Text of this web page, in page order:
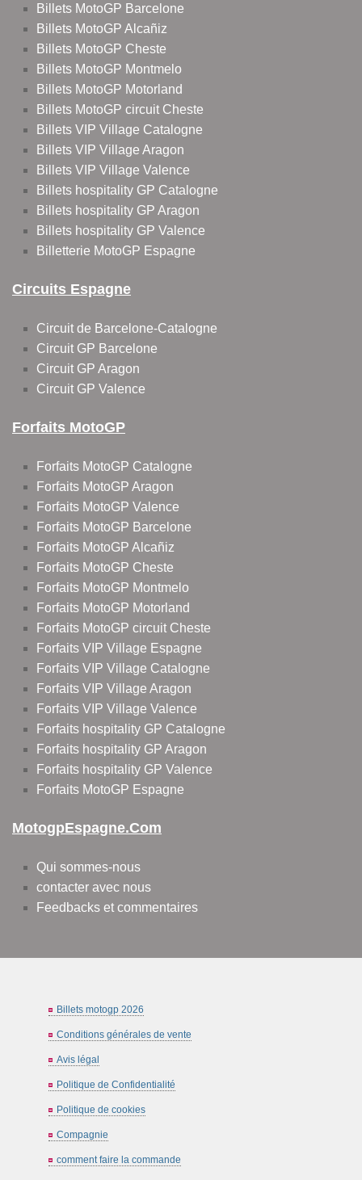
Billets MotoGP Barcelone
Billets MotoGP Alcañiz
Billets MotoGP Cheste
Billets MotoGP Montmelo
Billets MotoGP Motorland
Billets MotoGP circuit Cheste
Billets VIP Village Catalogne
Billets VIP Village Aragon
Billets VIP Village Valence
Billets hospitality GP Catalogne
Billets hospitality GP Aragon
Billets hospitality GP Valence
Billetterie MotoGP Espagne
Circuits Espagne
Circuit de Barcelone-Catalogne
Circuit GP Barcelone
Circuit GP Aragon
Circuit GP Valence
Forfaits MotoGP
Forfaits MotoGP Catalogne
Forfaits MotoGP Aragon
Forfaits MotoGP Valence
Forfaits MotoGP Barcelone
Forfaits MotoGP Alcañiz
Forfaits MotoGP Cheste
Forfaits MotoGP Montmelo
Forfaits MotoGP Motorland
Forfaits MotoGP circuit Cheste
Forfaits VIP Village Espagne
Forfaits VIP Village Catalogne
Forfaits VIP Village Aragon
Forfaits VIP Village Valence
Forfaits hospitality GP Catalogne
Forfaits hospitality GP Aragon
Forfaits hospitality GP Valence
Forfaits MotoGP Espagne
MotogpEspagne.com
Qui sommes-nous
contacter avec nous
Feedbacks et commentaires
Billets motogp 2026
Conditions générales de vente
Avis légal
Politique de Confidentialité
Politique de cookies
Compagnie
comment faire la commande